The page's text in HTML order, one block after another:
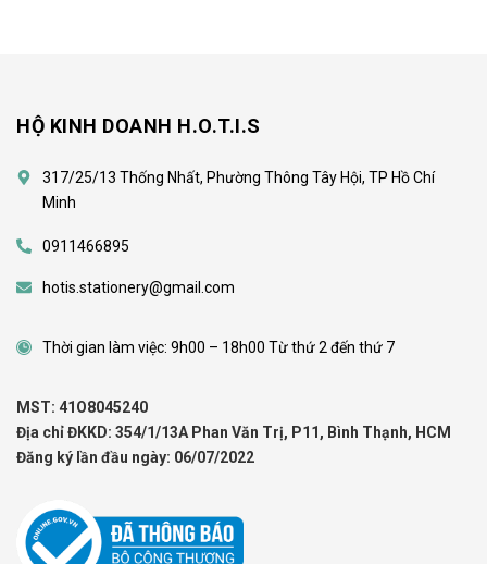
HỘ KINH DOANH H.O.T.I.S
317/25/13 Thống Nhất, Phường Thông Tây Hội, TP Hồ Chí
Minh
0911466895
hotis.stationery@gmail.com
Thời gian làm việc: 9h00 – 18h00 Từ thứ 2 đến thứ 7
MST: 41O8045240
Địa chỉ ĐKKD: 354/1/13A Phan Văn Trị, P11, Bình Thạnh, HCM
Đăng ký lần đầu ngày: 06/07/2022